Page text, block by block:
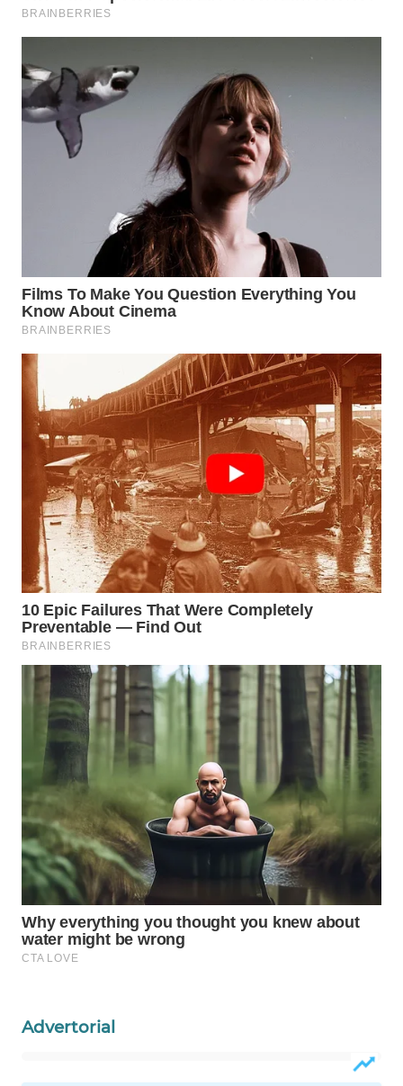
Advertorial
Wahana
Media
WAHANA
NEWS
WAHANA
WAHANA
INFRASTRUKTUR
KONSUMEN
WAHANA
LISTRIK
WAHANA
TRAVEL
WAHANA
TV
WAHANANEWS
ID
WAHANANEWS
CO ID
WAHANANEWS
NET
WAHANA
SPORT
WAHANA
WAHANA
WAHANA